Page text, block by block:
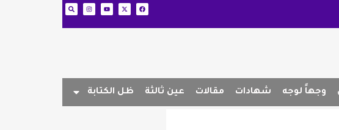
وجهاً لوجه شهادات مقالات عين ثالثة ظل الكتابة